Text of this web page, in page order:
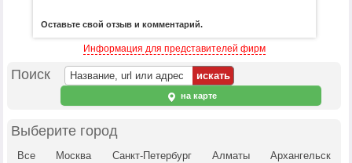
Оставьте свой отзыв и комментарий.
Информация для представителей фирм
Поиск
на карте
Выберите город
Все Москва Санкт-Петербург Алматы
Архангельск